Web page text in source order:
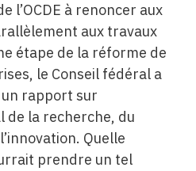
l’OCDE à renoncer aux
aux travaux
étape de la réforme de
le Conseil fédéral a
un rapport sur
de la recherche, du
Quelle
prendre un tel